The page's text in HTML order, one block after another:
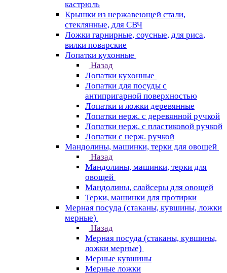
кастрюль
Крышки из нержавеющей стали,
стеклянные, для СВЧ
Ложки гарнирные, соусные, для риса,
вилки поварские
Лопатки кухонные
Назад
Лопатки кухонные
Лопатки для посуды с
антипригарной поверхностью
Лопатки и ложки деревянные
Лопатки нерж. с деревянной ручкой
Лопатки нерж. с пластиковой ручкой
Лопатки с нерж. ручкой
Мандолины, машинки, терки для овощей
Назад
Мандолины, машинки, терки для
овощей
Мандолины, слайсеры для овощей
Терки, машинки для протирки
Мерная посуда (стаканы, кувшины, ложки
мерные)
Назад
Мерная посуда (стаканы, кувшины,
ложки мерные)
Мерные кувшины
Мерные ложки